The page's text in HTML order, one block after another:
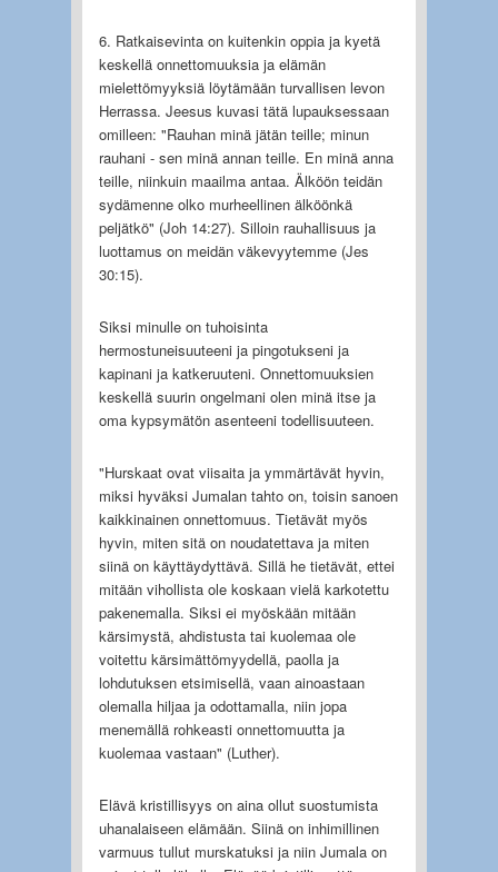
6. Ratkaisevinta on kuitenkin oppia ja kyetä
keskellä onnettomuuksia ja elämän
mielettömyyksiä löytämään turvallisen levon
Herrassa. Jeesus kuvasi tätä lupauksessaan
omilleen: "Rauhan minä jätän teille; minun
rauhani - sen minä annan teille. En minä anna
teille, niinkuin maailma antaa. Älköön teidän
sydämenne olko murheellinen älköönkä
peljätkö" (Joh 14:27). Silloin rauhallisuus ja
luottamus on meidän väkevyytemme (Jes
30:15).
Siksi minulle on tuhoisinta
hermostuneisuuteeni ja pingotukseni ja
kapinani ja katkeruuteni. Onnettomuuksien
keskellä suurin ongelmani olen minä itse ja
oma kypsymätön asenteeni todellisuuteen.
"Hurskaat ovat viisaita ja ymmärtävät hyvin,
miksi hyväksi Jumalan tahto on, toisin sanoen
kaikkinainen onnettomuus. Tietävät myös
hyvin, miten sitä on noudatettava ja miten
siinä on käyttäydyttävä. Sillä he tietävät, ettei
mitään vihollista ole koskaan vielä karkotettu
pakenemalla. Siksi ei myöskään mitään
kärsimystä, ahdistusta tai kuolemaa ole
voitettu kärsimättömyydellä, paolla ja
lohdutuksen etsimisellä, vaan ainoastaan
olemalla hiljaa ja odottamalla, niin jopa
menemällä rohkeasti onnettomuutta ja
kuolemaa vastaan" (Luther).
Elävä kristillisyys on aina ollut suostumista
uhanalaiseen elämään. Siinä on inhimillinen
varmuus tullut murskatuksi ja niin Jumala on